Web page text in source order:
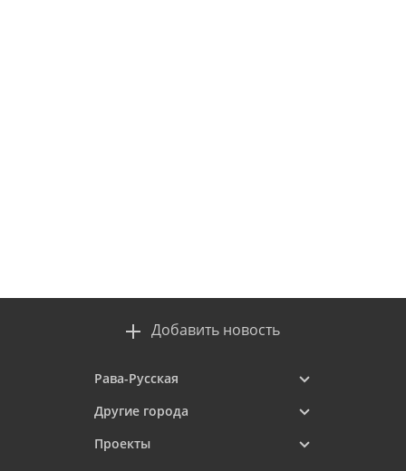
Добавить новость
Рава-Русская
Другие города
Проекты